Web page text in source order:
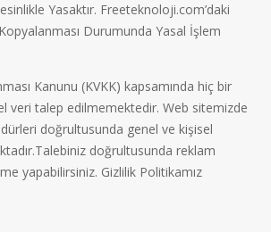
Yasaktır. Freeteknoloji.com’daki
Durumunda Yasal İşlem
Kanunu (KVKK) kapsamında hiç bir
veri talep edilmemektedir. Web sitemizde
doğrultusunda genel ve kişisel
doğrultusunda reklam
yapabilirsiniz. Gizlilik Politikamız